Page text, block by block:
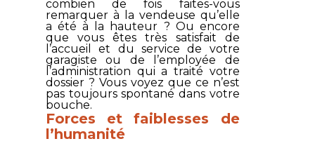
combien de fois faites-vous
remarquer à la vendeuse qu’elle
a été à la hauteur ? Ou encore
que vous êtes très satisfait de
l’accueil et du service de votre
garagiste ou de l’employée de
l’administration qui a traité votre
dossier ? Vous voyez que ce n’est
pas toujours spontané dans votre
bouche.
Forces et faiblesses de
l’humanité